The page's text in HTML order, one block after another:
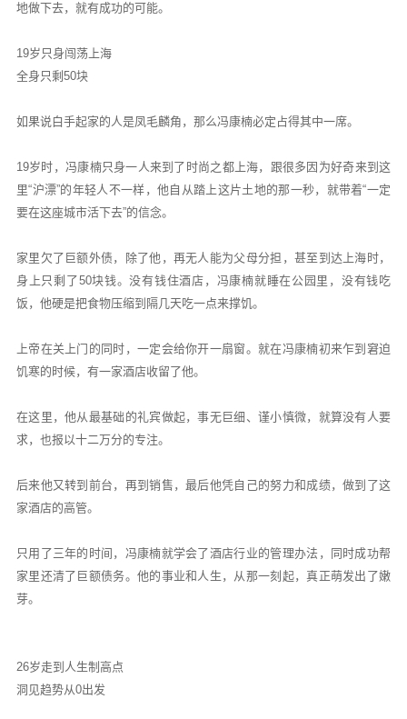
地做下去，就有成功的可能。
19岁只身闯荡上海
全身只剩50块
如果说白手起家的人是凤毛麟角，那么冯康楠必定占得其中一席。
19岁时，冯康楠只身一人来到了时尚之都上海，跟很多因为好奇来到这
里“沪漂”的年轻人不一样，他自从踏上这片土地的那一秒，就带着“一定
要在这座城市活下去”的信念。
家里欠了巨额外债，除了他，再无人能为父母分担，甚至到达上海时，
身上只剩了50块钱。没有钱住酒店，冯康楠就睡在公园里，没有钱吃
饭，他硬是把食物压缩到隔几天吃一点来撑饥。
上帝在关上门的同时，一定会给你开一扇窗。就在冯康楠初来乍到窘迫
饥寒的时候，有一家酒店收留了他。
在这里，他从最基础的礼宾做起，事无巨细、谨小慎微，就算没有人要
求，也报以十二万分的专注。
后来他又转到前台，再到销售，最后他凭自己的努力和成绩，做到了这
家酒店的高管。
只用了三年的时间，冯康楠就学会了酒店行业的管理办法，同时成功帮
家里还清了巨额债务。他的事业和人生，从那一刻起，真正萌发出了嫩
芽。
26岁走到人生制高点
洞见趋势从0出发